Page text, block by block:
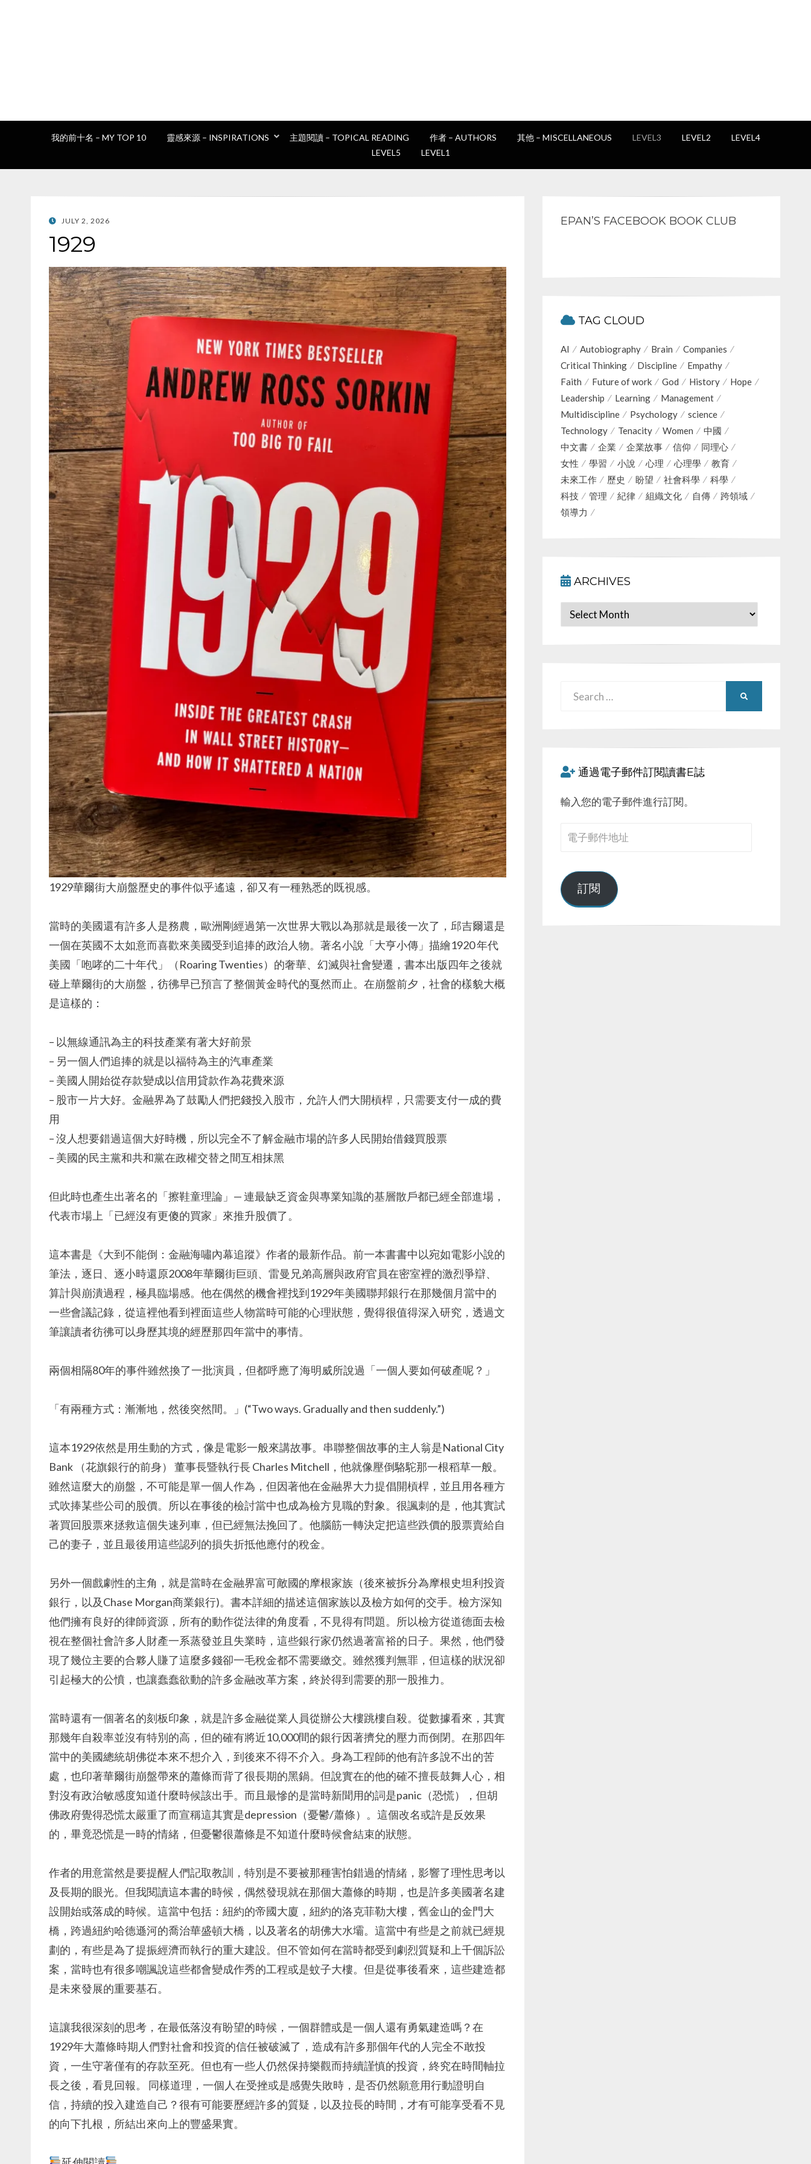
我的前十名 – MY TOP 10 靈感來源 – INSPIRATIONS 主題閱讀 – TOPICAL READING 作者 – AUTHORS 其他 – MISCELLANEOUS LEVEL3 LEVEL2
LEVEL4
LEVEL5
LEVEL1
POSTED
JULY 2, 2026
1929
1929華爾街大崩盤歷史的事件似乎遙遠，卻又有一種熟悉的既視感。
當時的美國還有許多人是務農，歐洲剛經過第一次世界大戰以為那就是最後一次了，邱吉爾還是
一個在英國不太如意而喜歡來美國受到追捧的政治人物。著名小說「大亨小傳」描繪1920 年代
美國「咆哮的二十年代」（Roaring Twenties）的奢華、幻滅與社會變遷，書本出版四年之後就
碰上華爾街的大崩盤，彷彿早已預言了整個黃金時代的戛然而止。在崩盤前夕，社會的樣貌大概
是這樣的：
– 以無線通訊為主的科技產業有著大好前景
– 另一個人們追捧的就是以福特為主的汽車產業
– 美國人開始從存款變成以信用貸款作為花費來源
– 股市一片大好。金融界為了鼓勵人們把錢投入股市，允許人們大開槓桿，只需要支付一成的費
用
– 沒人想要錯過這個大好時機，所以完全不了解金融市場的許多人民開始借錢買股票
– 美國的民主黨和共和黨在政權交替之間互相抹黑
但此時也產生出著名的「擦鞋童理論」— 連最缺乏資金與專業知識的基層散戶都已經全部進場，
代表市場上「已經沒有更傻的買家」來推升股價了。
這本書是《大到不能倒：金融海嘯內幕追蹤》作者的最新作品。前一本書書中以宛如電影小說的
筆法，逐日、逐小時還原2008年華爾街巨頭、雷曼兄弟高層與政府官員在密室裡的激烈爭辯、
算計與崩潰過程，極具臨場感。他在偶然的機會裡找到1929年美國聯邦銀行在那幾個月當中的
一些會議記錄，從這裡他看到裡面這些人物當時可能的心理狀態，覺得很值得深入研究，透過文
筆讓讀者彷彿可以身歷其境的經歷那四年當中的事情。
兩個相隔80年的事件雖然換了一批演員，但都呼應了海明威所說過「一個人要如何破產呢？」
「有兩種方式：漸漸地，然後突然間。」(“Two ways. Gradually and then suddenly.”)
這本1929依然是用生動的方式，像是電影一般來講故事。串聯整個故事的主人翁是National City
Bank （花旗銀行的前身） 董事長暨執行長 Charles Mitchell，他就像壓倒駱駝那一根稻草一般。
雖然這麼大的崩盤，不可能是單一個人作為，但因著他在金融界大力提倡開槓桿，並且用各種方
式吹捧某些公司的股價。所以在事後的檢討當中也成為檢方見職的對象。很諷刺的是，他其實試
著買回股票來拯救這個失速列車，但已經無法挽回了。他腦筋一轉決定把這些跌價的股票賣給自
己的妻子，並且最後用這些認列的損失折抵他應付的稅金。
另外一個戲劇性的主角，就是當時在金融界富可敵國的摩根家族（後來被拆分為摩根史坦利投資
銀行，以及Chase Morgan商業銀行)。書本詳細的描述這個家族以及檢方如何的交手。檢方深知
他們擁有良好的律師資源，所有的動作從法律的角度看，不見得有問題。所以檢方從道德面去檢
視在整個社會許多人財產一系蒸發並且失業時，這些銀行家仍然過著富裕的日子。果然，他們發
現了幾位主要的合夥人賺了這麼多錢卻一毛稅金都不需要繳交。雖然獲判無罪，但這樣的狀況卻
引起極大的公憤，也讓蠢蠢欲動的許多金融改革方案，終於得到需要的那一股推力。
當時還有一個著名的刻板印象，就是許多金融從業人員從辦公大樓跳樓自殺。從數據看來，其實
那幾年自殺率並沒有特別的高，但的確有將近10,000間的銀行因著擠兌的壓力而倒閉。在那四年
當中的美國總統胡佛從本來不想介入，到後來不得不介入。身為工程師的他有許多說不出的苦
處，也印著華爾街崩盤帶來的蕭條而背了很長期的黑鍋。但說實在的他的確不擅長鼓舞人心，相
對沒有政治敏感度知道什麼時候該出手。而且最慘的是當時新聞用的詞是panic（恐慌），但胡
佛政府覺得恐慌太嚴重了而宣稱這其實是depression（憂鬱/蕭條）。這個改名或許是反效果
的，畢竟恐慌是一時的情緒，但憂鬱很蕭條是不知道什麼時候會結束的狀態。
作者的用意當然是要提醒人們記取教訓，特別是不要被那種害怕錯過的情緒，影響了理性思考以
及長期的眼光。但我閱讀這本書的時候，偶然發現就在那個大蕭條的時期，也是許多美國著名建
設開始或落成的時候。這當中包括：紐約的帝國大廈，紐約的洛克菲勒大樓，舊金山的金門大
橋，跨過紐約哈德遜河的喬治華盛頓大橋，以及著名的胡佛大水壩。這當中有些是之前就已經規
劃的，有些是為了提振經濟而執行的重大建設。但不管如何在當時都受到劇烈質疑和上千個訴訟
案，當時也有很多嘲諷說這些都會變成作秀的工程或是蚊子大樓。但是從事後看來，這些建造都
是未來發展的重要基石。
這讓我很深刻的思考，在最低落沒有盼望的時候，一個群體或是一個人還有勇氣建造嗎？在
1929年大蕭條時期人們對社會和投資的信任被破滅了，造成有許多那個年代的人完全不敢投
資，一生守著僅有的存款至死。但也有一些人仍然保持樂觀而持續謹慎的投資，終究在時間軸拉
長之後，看見回報。 同樣道理，一個人在受挫或是感覺失敗時，是否仍然願意用行動證明自
信，持續的投入建造自己？很有可能要歷經許多的質疑，以及拉長的時間，才有可能享受看不見
的向下扎根，所結出來向上的豐盛果實。
EPAN’S FACEBOOK BOOK CLUB
TAG CLOUD
AI Autobiography Brain
Companies
Critical Thinking
Discipline
Empathy
Faith
Future of work God History
Hope
Leadership
Learning
Management
Multidiscipline
Psychology
science
Technology
Tenacity Women
中國
中文書
企業 企業故事 信仰
同理心
女性
學習 小說 心理 心理學
教育
未來工作
歷史 盼望 社會科學
科學
科技
管理 紀律 組織文化 自傳
跨領域
領導力
ARCHIVES
Archives
通過電子郵件訂閱讀書E誌
輸入您的電子郵件進行訂閱。
電
件
地
訂閱